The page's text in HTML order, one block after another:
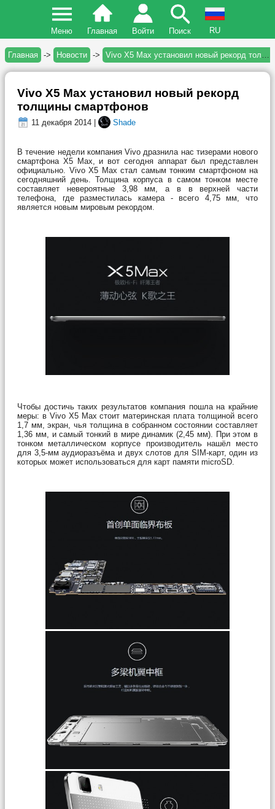
Меню Главная Войти Поиск RU
Главная -> Новости -> Vivo X5 Max установил новый рекорд толщины смартфонов
Vivo X5 Max установил новый рекорд
толщины смартфонов
11 декабря 2014 | Shade
В течение недели компания Vivo дразнила нас тизерами нового
смартфона X5 Max, и вот сегодня аппарат был представлен
официально. Vivo X5 Max стал самым тонким смартфоном на
сегодняшний день. Толщина корпуса в самом тонком месте
составляет невероятные 3,98 мм, а в в верхней части
телефона, где разместилась камера - всего 4,75 мм, что
является новым мировым рекордом.
Чтобы достичь таких результатов компания пошла на крайние
меры: в Vivo X5 Max стоит материнская плата толщиной всего
1,7 мм, экран, чья толщина в собранном состоянии составляет
1,36 мм, и самый тонкий в мире динамик (2,45 мм). При этом в
тонком металлическом корпусе производитель нашёл место
для 3,5-мм аудиоразъёма и двух слотов для SIM-карт, один из
которых может использоваться для карт памяти microSD.